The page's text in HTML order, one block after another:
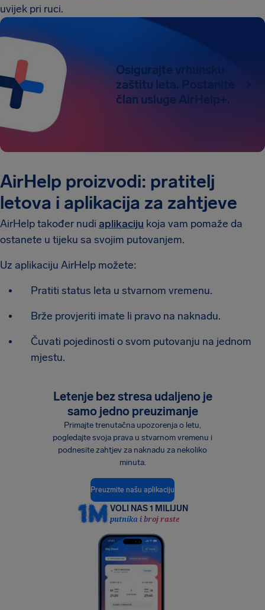
uvijek pri ruci.
Osigurajte vrhunsku
zaštitu leta. Postanite
član usluge AirHelp+.
AirHelp proizvodi: pratitelj
letova i aplikacija za zahtjeve
AirHelp također nudi aplikaciju koja vam pomaže da
ostanete u tijeku sa svojim putovanjem.
Uz aplikaciju AirHelp možete:
Pratiti status leta u stvarnom vremenu.
Brže provjeriti imate li pravo na naknadu.
Čuvati pojedinosti o svom putovanju na jednom
mjestu.
Letenje bez stresa udaljeno je
samo jedno preuzimanje
Primajte trenutačna upozorenja o letu,
pogledajte svoja prava u stvarnom vremenu i
podnesite zahtjev za naknadu za nekoliko
minuta.
Preuzmite našu aplikaciju
VOLI NAS 1 MILIJUN
putnika i broj raste